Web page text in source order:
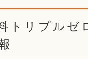
トリプルゼ